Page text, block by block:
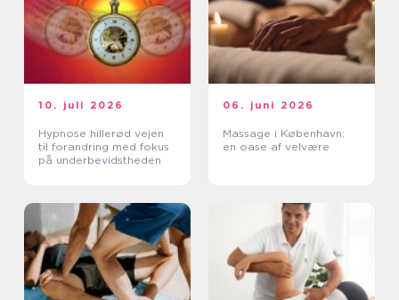
10. juli 2026
Hypnose hillerød vejen
til forandring med fokus
på underbevidstheden
06. juni 2026
Massage i København:
en oase af velvære